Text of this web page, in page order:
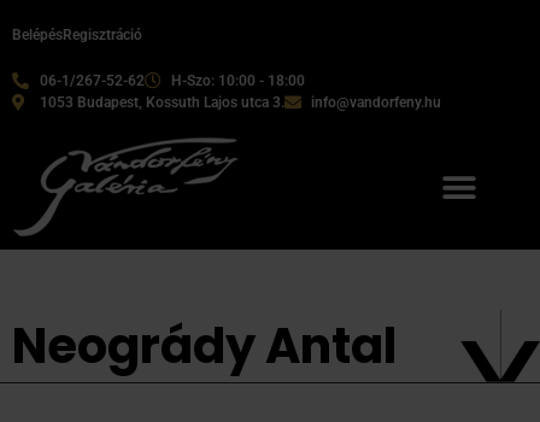
06-1/267-52-62
H-Szo: 10:00 - 18:00
1053 Budapest, Kossuth Lajos utca 3.
info@vandorfeny.hu
BelépésRegisztráció
Neogrády Antal